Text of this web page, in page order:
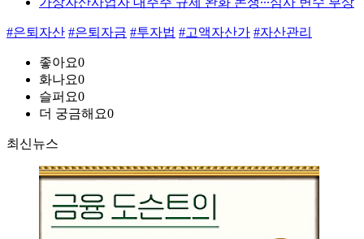
#은퇴자산 #은퇴자금 #투자법 #고액자산가 #자산관리
좋아요0
화나요0
슬퍼요0
더 궁금해요0
최신뉴스